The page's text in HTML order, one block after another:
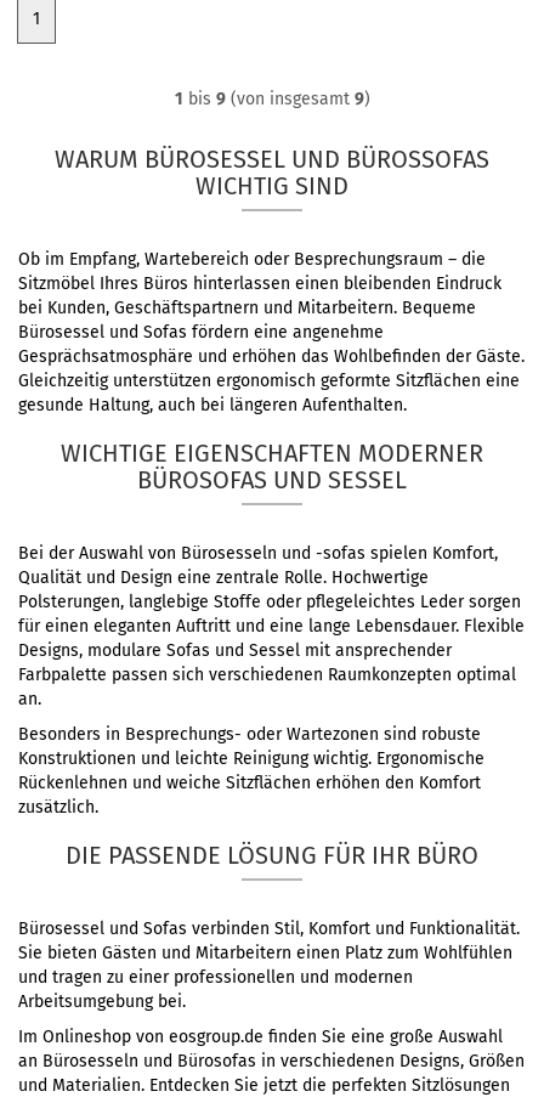
1
1 bis 9(von insgesamt 9)
WARUM BÜROSESSEL UND BÜROSSOFAS
WICHTIG SIND
Ob im Empfang, Wartebereich oder Besprechungsraum – die
Sitzmöbel Ihres Büros hinterlassen einen bleibenden Eindruck
bei Kunden, Geschäftspartnern und Mitarbeitern. Bequeme
Bürosessel und Sofas fördern eine angenehme
Gesprächsatmosphäre und erhöhen das Wohlbefinden der Gäste.
Gleichzeitig unterstützen ergonomisch geformte Sitzflächen eine
gesunde Haltung, auch bei längeren Aufenthalten.
WICHTIGE EIGENSCHAFTEN MODERNER
BÜROSOFAS UND SESSEL
Bei der Auswahl von Bürosesseln und -sofas spielen Komfort,
Qualität und Design eine zentrale Rolle. Hochwertige
Polsterungen, langlebige Stoffe oder pflegeleichtes Leder sorgen
für einen eleganten Auftritt und eine lange Lebensdauer. Flexible
Designs, modulare Sofas und Sessel mit ansprechender
Farbpalette passen sich verschiedenen Raumkonzepten optimal
an.
Besonders in Besprechungs- oder Wartezonen sind robuste
Konstruktionen und leichte Reinigung wichtig. Ergonomische
Rückenlehnen und weiche Sitzflächen erhöhen den Komfort
zusätzlich.
DIE PASSENDE LÖSUNG FÜR IHR BÜRO
Bürosessel und Sofas verbinden Stil, Komfort und Funktionalität.
Sie bieten Gästen und Mitarbeitern einen Platz zum Wohlfühlen
und tragen zu einer professionellen und modernen
Arbeitsumgebung bei.
Im Onlineshop von eosgroup.de finden Sie eine große Auswahl
an Bürosesseln und Bürosofas in verschiedenen Designs, Größen
und Materialien. Entdecken Sie jetzt die perfekten Sitzlösungen